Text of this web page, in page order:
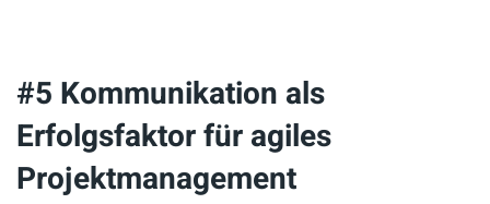
#5 Kommunikation als
Erfolgsfaktor für agiles
Projektmanagement